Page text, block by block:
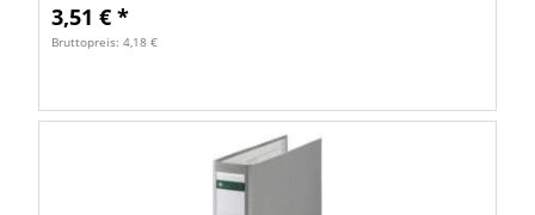
3,51 € *
Bruttopreis: 4,18 €